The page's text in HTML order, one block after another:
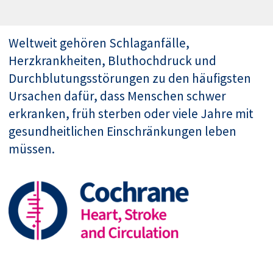
Weltweit gehören Schlaganfälle,
Herzkrankheiten, Bluthochdruck und
Durchblutungsstörungen zu den häufigsten
Ursachen dafür, dass Menschen schwer
erkranken, früh sterben oder viele Jahre mit
gesundheitlichen Einschränkungen leben
müssen.